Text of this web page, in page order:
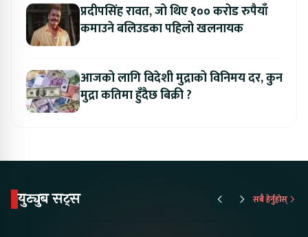
प्रदीपसिंह रावत, जो थिए १०० करोड रुपैयाँ
कमाउने बलिउडका पहिलो खलनायक
आजको लागि विदेशी मुद्राको विनिमय दर, कुन
मुद्रा कतिमा हुँदैछ बिक्री ?
युट्युब सट्स सबै हेर्नुहोस्